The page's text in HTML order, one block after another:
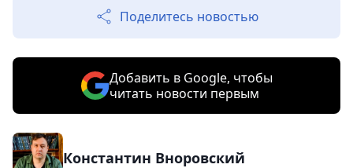
Поделитесь новостью
Добавить в Google, чтобы
читать новости первым
Константин Вноровский